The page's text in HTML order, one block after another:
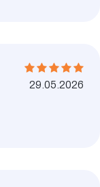
29.05.2026